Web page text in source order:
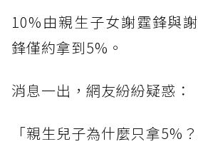
10%由親生子女謝霆鋒與
鋒僅約拿到5%。
消息一出，網友紛紛疑惑：
「親生兒子為什麼只拿5%？